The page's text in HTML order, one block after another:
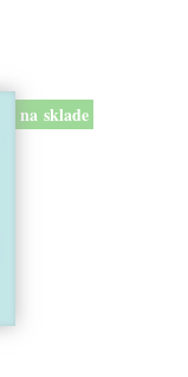
na sklade